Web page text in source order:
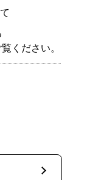
ください。